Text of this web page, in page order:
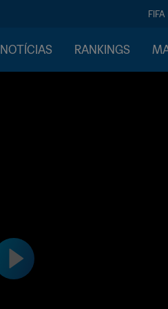
FIFA
NOTÍCIAS RANKINGS